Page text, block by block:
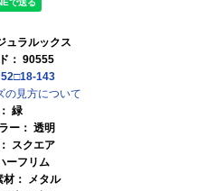
ュラルックス
： 90555
52□18-143
の見方について
緑
ー： 透明
スクエア
ーフリム
材： メタル